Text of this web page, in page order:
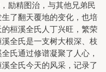
励精图治，与其他兄弟民
了翻天覆地的变化，也培
桓溪全氏人丁兴旺，繁荣
全氏是一支树大根深、枝
氏通过修谱凝聚了人心，
全氏今天的风采，记录了